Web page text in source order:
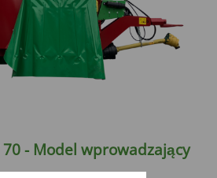
- Model wprowadzający